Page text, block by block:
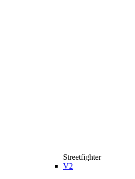
Streetfighter
V2